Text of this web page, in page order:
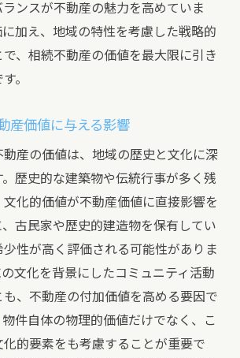
ランスが不動産の魅力を高めていま
加え、地域の特性を考慮した戦略的
、相続不動産の価値を最大限に引き
。
産価値に与える影響
産の価値は、地域の歴史と文化に深
。歴史的な建築物や伝統行事が多く残
化的価値が不動産価値に直接影響を
古民家や歴史的建造物を保有してい
性が高く評価される可能性がありま
文化を背景にしたコミュニティ活動
、不動産の付加価値を高める要因で
件自体の物理的価値だけでなく、こ
化的要素をも考慮することが重要で